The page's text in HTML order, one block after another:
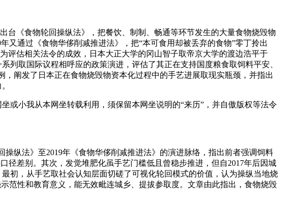
《食物轮回操纵法》，把餐饮、制制、畅通等环节发生的大量食物烧毁物
又通过《食物华侈削减推进法》，把“本可食用却被丢弃的食物”零丁拎出
评估相关法令的成效，日本大正大学的冈山智子取帝京大学的渡边浩平于
列取国际议程相呼应的政策演进，评估了其正在支持国度粮食取饲料平安、
阐发了日本正在食物烧毁物资本化过程中的手艺进展取现实瓶颈，并指出
小我从本网坐转载利用，须保留本网坐说明的“来历”，并自傲版权等法令
纵法》至2019年《食物华侈削减推进法》的演进脉络，指出前者强调饲料
径差别。其次，发觉堆肥化虽手艺门槛低且曾稳步推进，但自2017年后因城
初，从手艺取社会认知层面切磋了可视化轮回模式的价值，认为操纵当地烧
范性和教育意义，能无效毗连城乡、提拔参取度。文章由此指出，食物烧毁